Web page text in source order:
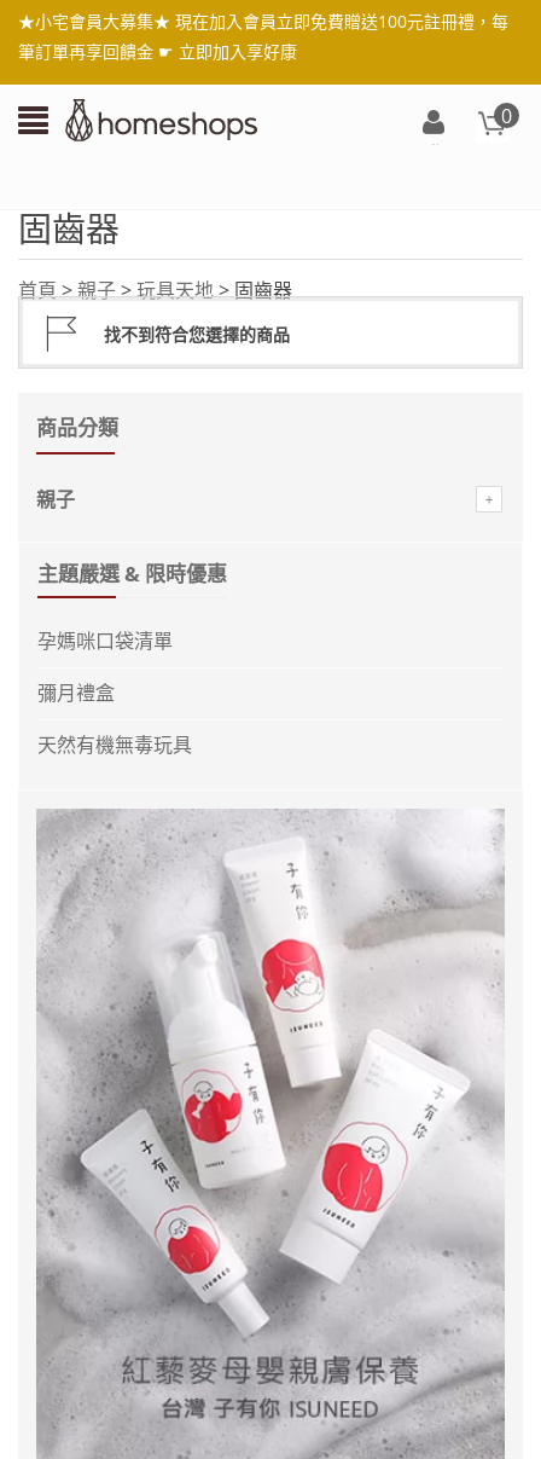
★小宅會員大募集★ 現在加入會員立即免費贈送100元註冊禮，每
筆訂單再享回饋金 ☛ 立即加入享好康
0
首頁>親子>玩具天地> 固齒器
固齒器
找不到符合您選擇的商品
商品分類
親子
主題嚴選 & 限時優惠
孕媽咪口袋清單
彌月禮盒
天然有機無毒玩具